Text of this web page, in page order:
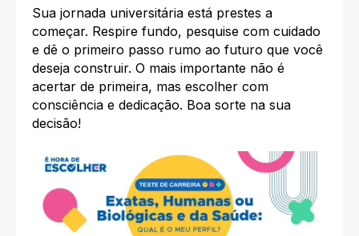
Sua jornada universitária está prestes a
começar. Respire fundo, pesquise com cuidado
e dê o primeiro passo rumo ao futuro que você
deseja construir. O mais importante não é
acertar de primeira, mas escolher com
consciência e dedicação. Boa sorte na sua
decisão!